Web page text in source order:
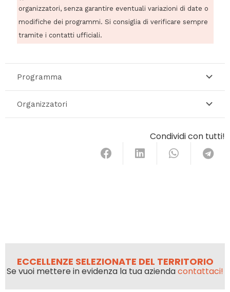
organizzatori, senza garantire eventuali variazioni di date o
modifiche dei programmi. Si consiglia di verificare sempre
tramite i contatti ufficiali.
Programma
Organizzatori
Condividi con tutti!
ECCELLENZE SELEZIONATE DEL TERRITORIO
Se vuoi mettere in evidenza la tua aziendacontattaci!